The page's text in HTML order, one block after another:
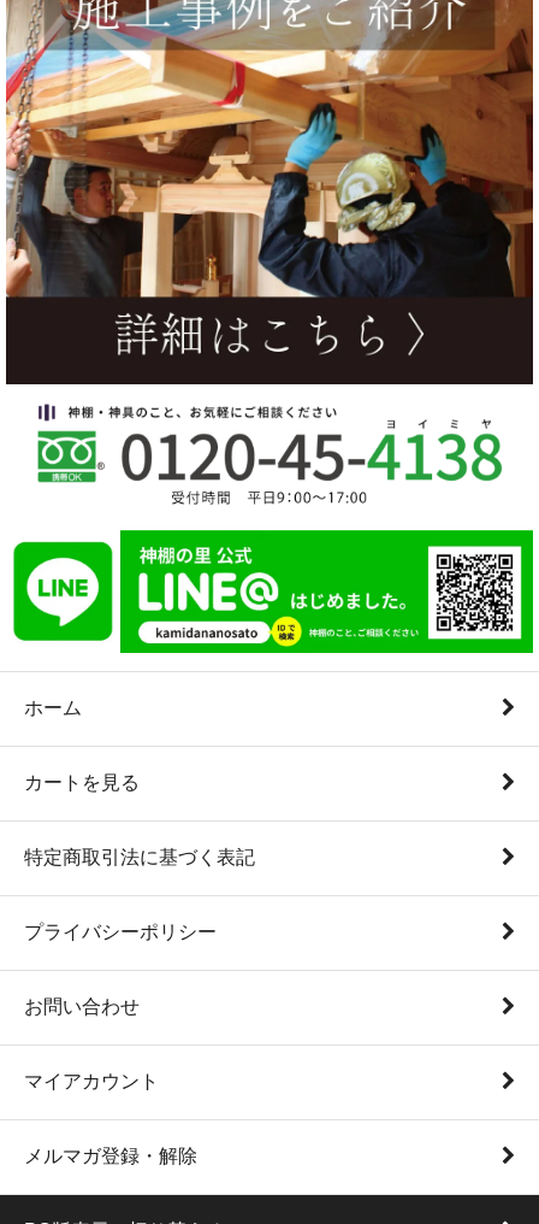
ホーム
カートを見る
特定商取引法に基づく表記
プライバシーポリシー
お問い合わせ
マイアカウント
メルマガ登録・解除